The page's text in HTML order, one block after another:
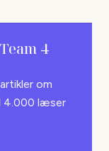
4
om
4.000 læser